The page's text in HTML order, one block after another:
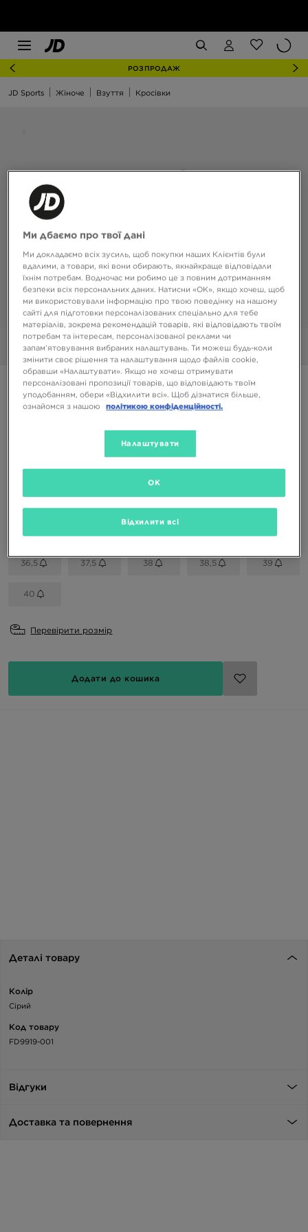
РОЗПРОДАЖ
JD Sports Жіноче Взуття Кросівки
Фото 360°
NIKE W ZOOM VOMERO 5 GCEL
Вибери розмір
36,5 37,5 38 38,5 39
40
Перевірити розмір
Додати до кошика
Деталі товару
Колір
Сірий
Код товару
FD9919-001
Відгуки
Доставка та повернення
Ми дбаємо про твої дані
Ми докладаємо всіх зусиль, щоб покупки наших Клієнтів були
вдалими, а товари, які вони обирають, якнайкраще відповідали
їхнім потребам. Водночас ми робимо це з повним дотриманням
безпеки всіх персональних даних. Натисни «OK», якщо хочеш, щоб
ми використовували інформацію про твою поведінку на нашому
сайті для підготовки персоналізованих спеціально для тебе
матеріалів, зокрема рекомендацій товарів, які відповідають твоїм
потребам та інтересам, персоналізованої реклами чи
запам’ятовування вибраних налаштувань. Ти можеш будь-коли
змінити своє рішення та налаштування щодо файлів cookie,
обравши «Налаштувати». Якщо не хочеш отримувати
персоналізовані пропозиції товарів, що відповідають твоїм
уподобанням, обери «Відхилити всі». Щоб дізнатися більше,
ознайомся з нашою
політикою конфіденційності.
Налаштувати
Відхилити всі
OK